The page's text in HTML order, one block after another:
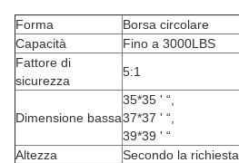
Forma
Borsa circolare
Capacità
Fino a 3000LBS
Fattore di
sicurezza
5:1
Dimensione bassa
35*35 ' “,
37*37 ' “,
39*39 ' “
Altezza
Secondo la richiesta